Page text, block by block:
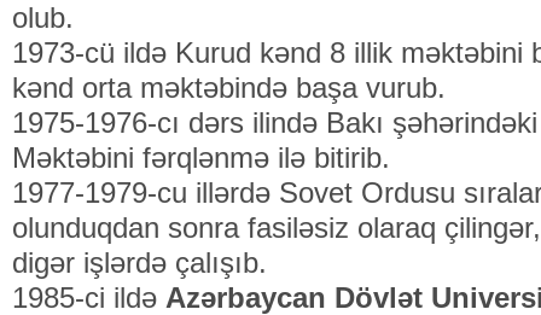
olub.
1973-cü ildə Kurud kənd 8 illik məktəbini
kənd orta məktəbində başa vurub.
1975-1976-cı dərs ilində Bakı
Məktəbini fərqlənmə ilə bitirib.
1977-1979-cu illərdə Sovet Ordusu
olunduqdan sonra fasiləsiz olaraq
digər işlərdə çalışıb.
1985-ci ildə Azərbaycan Dövlət